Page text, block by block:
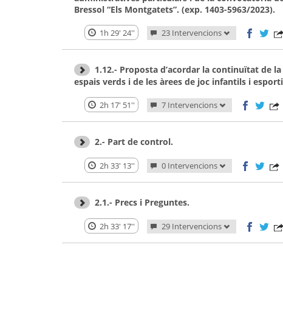
Bressol “Els Montgatets”. (exp. 1403-5963/2023).
1h 29' 24'' 23 Intervencions
1.12.- Proposta d’acordar la continuïtat de
espais verds i de les àrees de joc infantils i
2h 17' 51'' 7 Intervencions
2.- Part de control.
2h 33' 13'' 0 Intervencions
2.1.- Precs i Preguntes.
2h 33' 17'' 29 Intervencions